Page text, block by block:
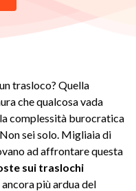
trasloco? Quella
che qualcosa vada
complessità burocratica
sei solo. Migliaia di
ad affrontare questa
sui traslochi
più ardua del